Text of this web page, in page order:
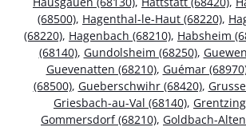
(68500), Hagenthal-le-Haut (68220),
(68220), Hagenbach (68210), Habsheim
(68140), Gundolsheim (68250),
Guevenatten (68210), Guémar
(68500), Gueberschwihr (68420),
Griesbach-au-Val (68140),
Gommersdorf (68210), Goldbach-